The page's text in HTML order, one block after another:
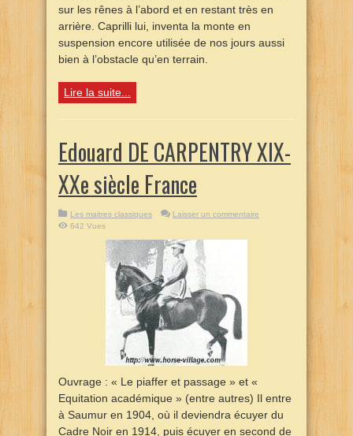
sur les rênes à l’abord et en restant très en
arrière. Caprilli lui, inventa la monte en
suspension encore utilisée de nos jours aussi
bien à l’obstacle qu’en terrain.
Lire la suite...
Edouard DE CARPENTRY XIX-
XXe siècle France
Les maitres classiques
Laisser un commentaire
642 Vues
Ouvrage : « Le piaffer et passage » et «
Equitation académique » (entre autres) Il entre
à Saumur en 1904, où il deviendra écuyer du
Cadre Noir en 1914, puis écuyer en second de